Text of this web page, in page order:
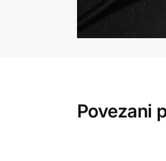
Povezani